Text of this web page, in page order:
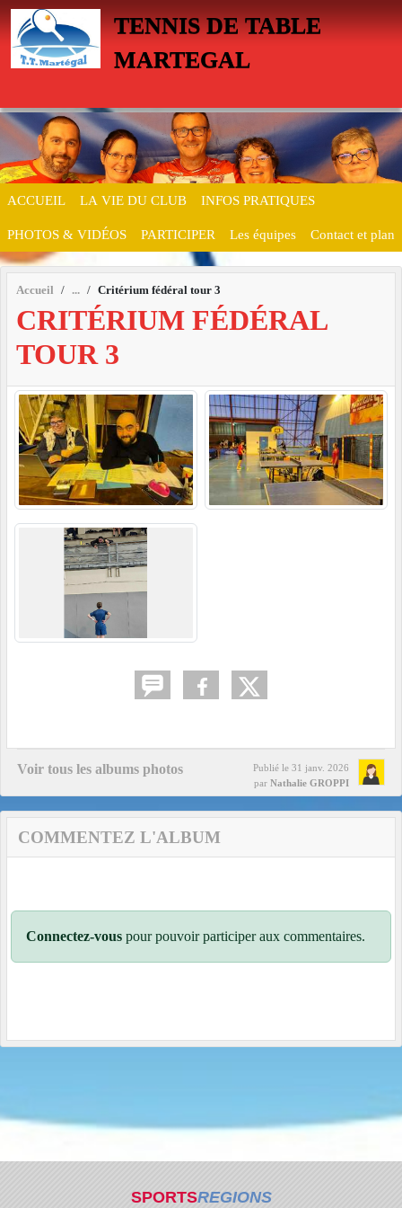
TENNIS DE TABLE
MARTEGAL
ACCUEIL LA VIE DU CLUB INFOS PRATIQUES
PHOTOS & VIDÉOS PARTICIPER Les équipes Contact et plan
Accueil Critérium fédéral tour 3
CRITÉRIUM FÉDÉRAL
TOUR 3
Voir tous les albums photos Publié le 31 janv. 2026
par Nathalie GROPPI
COMMENTEZ L'ALBUM
Connectez-vous pour pouvoir participer aux commentaires.
SPORTSREGIONS
Panneau de gestion des cookies